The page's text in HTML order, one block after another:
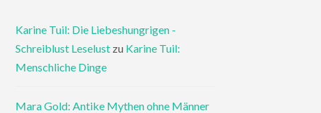
Karine Tuil: Die Liebeshungrigen -
Schreiblust Leselust zu Karine Tuil:
Menschliche Dinge
Mara Gold: Antike Mythen ohne Männer